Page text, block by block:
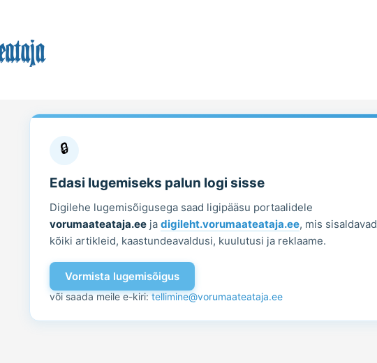
🔒
Edasi lugemiseks palun logi sisse
Digilehe lugemisõigusega saad ligipääsu portaalidele
vorumaateataja.ee ja digileht.vorumaateataja.ee, mis sisaldavad
kõiki artikleid, kaastundeavaldusi, kuulutusi ja reklaame.
Vormista lugemisõigus
või saada meile e-kiri:tellimine@vorumaateataja.ee